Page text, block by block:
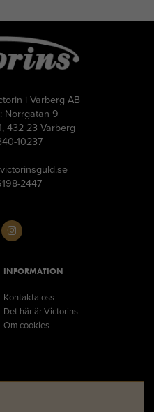
i Varberg AB
Norrgatan 9
432 23 Varberg |
10237
2447
INFORMATION
Kontakta oss
Det här är Victorins.
Om cookies